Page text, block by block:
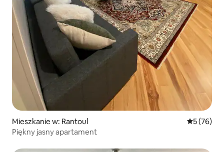
Mieszkanie w: Rantoul Średnia
5 (76)
Piękny jasny apartament